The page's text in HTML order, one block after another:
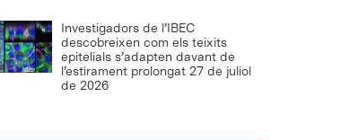
Investigadors de l’IBEC
descobreixen com els teixits
epitelials s’adapten davant de
l’estirament prolongat 27 de juliol
de 2026